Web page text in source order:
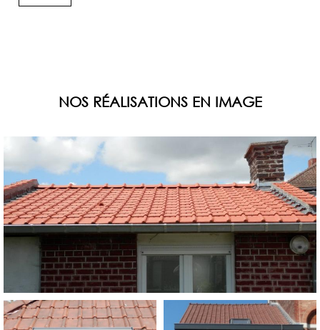
NOS RÉALISATIONS EN IMAGE